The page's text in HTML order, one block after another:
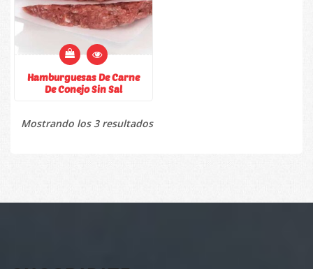
Hamburguesas De Carne
De Conejo Sin Sal
Mostrando los 3 resultados